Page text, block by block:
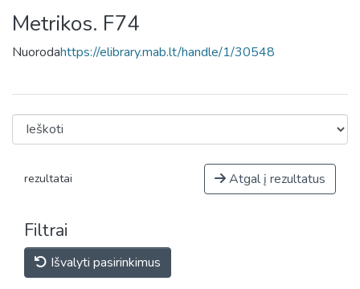
Metrikos. F74
Nuorodahttps://elibrary.mab.lt/handle/1/30548
rezultatai Atgal į rezultatus
Filtrai
Išvalyti pasirinkimus